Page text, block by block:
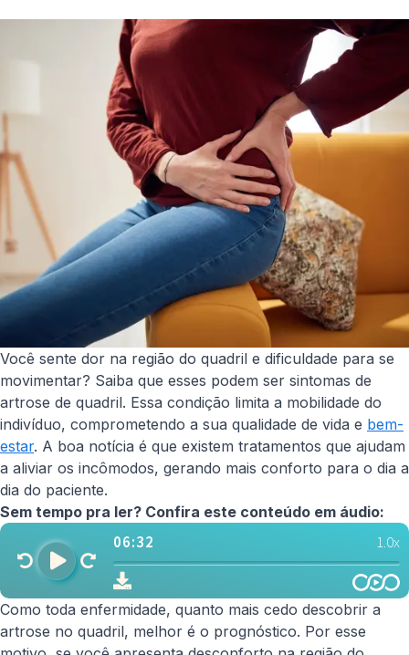
Você sente dor na região do quadril e dificuldade para se
movimentar? Saiba que esses podem ser sintomas de
artrose de quadril. Essa condição limita a mobilidade do
indivíduo, comprometendo a sua qualidade de vida e bem-
estar. A boa notícia é que existem tratamentos que ajudam
a aliviar os incômodos, gerando mais conforto para o dia a
dia do paciente.
Sem tempo pra ler? Confira este conteúdo em áudio:
Como toda enfermidade, quanto mais cedo descobrir a
artrose no quadril, melhor é o prognóstico. Por esse